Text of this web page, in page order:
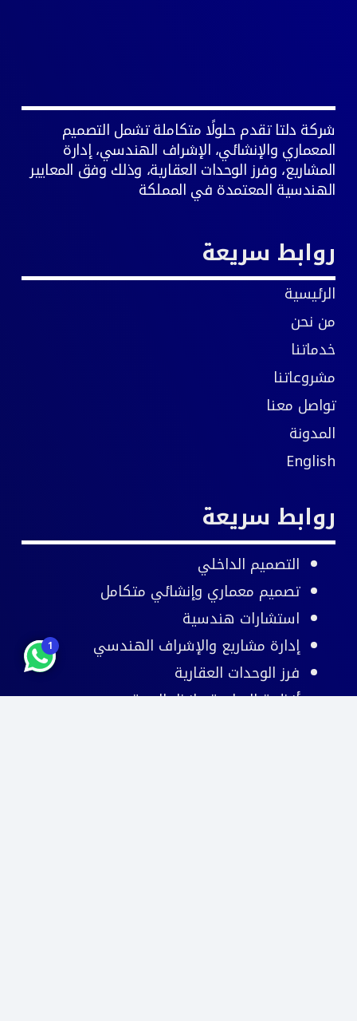
شركة دلتا تقدم حلولًا متكاملة تشمل التصميم
المعماري والإنشائي، الإشراف الهندسي، إدارة
المشاريع، وفرز الوحدات العقارية، وذلك وفق المعايير
الهندسية المعتمدة في المملكة
روابط سريعة
الرئيسية
من نحن
خدماتنا
مشروعاتنا
تواصل معنا
المدونة
English
روابط سريعة
التصميم الداخلي
تصميم معماري وإنشائي متكامل
استشارات هندسية
إدارة مشاريع والإشراف الهندسي
فرز الوحدات العقارية
أنظمة السلامة وإنذار الحريق
1